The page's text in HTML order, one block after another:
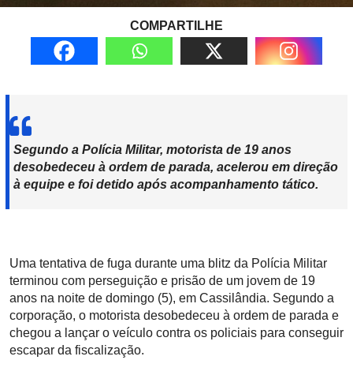
COMPARTILHE
Segundo a Polícia Militar, motorista de 19 anos
desobedeceu à ordem de parada, acelerou em direção
à equipe e foi detido após acompanhamento tático.
Uma tentativa de fuga durante uma blitz da Polícia Militar
terminou com perseguição e prisão de um jovem de 19
anos na noite de domingo (5), em Cassilândia. Segundo a
corporação, o motorista desobedeceu à ordem de parada e
chegou a lançar o veículo contra os policiais para conseguir
escapar da fiscalização.